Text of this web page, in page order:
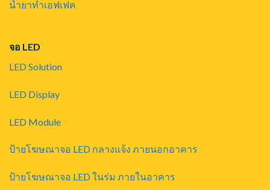
น้ำยาทำเอฟเฟค
จอ LED
LED Solution
LED Display
LED Module
ป้ายโฆษณาจอ LED กลางแจ้ง ภายนอกอาคาร
ป้ายโฆษณาจอ LED ในร่ม ภายในอาคาร